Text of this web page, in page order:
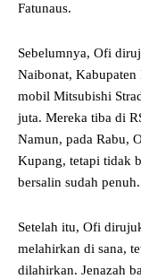
Fatunaus.
Sebelumnya, Ofi
Naibonat, Kabupaten
mobil Mitsubishi
juta. Mereka tiba di
Namun, pada Rabu,
Kupang, tetapi tidak
bersalin sudah penuh.
Setelah itu, Ofi
melahirkan di sana,
dilahirkan. Jenazah